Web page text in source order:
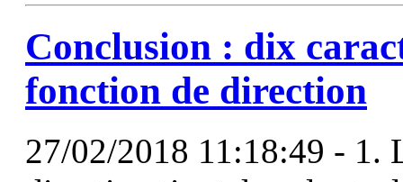
Conclusion : dix
fonction de direction
27/02/2018 11:18:49 - 1.